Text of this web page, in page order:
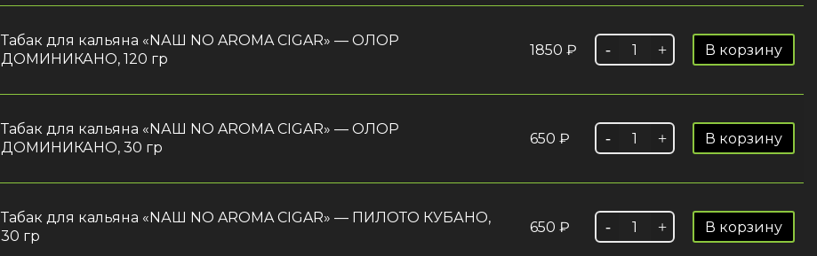
Табак для кальяна «NАШ NO AROMA CIGAR» — ОЛОР
ДОМИНИКАНО, 120 гр
1850 ₽ В корзину
Табак для кальяна «NАШ NO AROMA CIGAR» — ОЛОР
ДОМИНИКАНО, 30 гр
650 ₽ В корзину
Табак для кальяна «NАШ NO AROMA CIGAR» — ПИЛОТО КУБАНО,
30 гр
650 ₽ В корзину